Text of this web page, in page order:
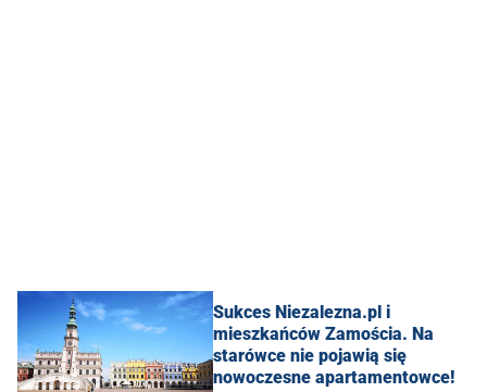
Sukces Niezalezna.pl i
mieszkańców Zamościa. Na
starówce nie pojawią się
nowoczesne apartamentowce!